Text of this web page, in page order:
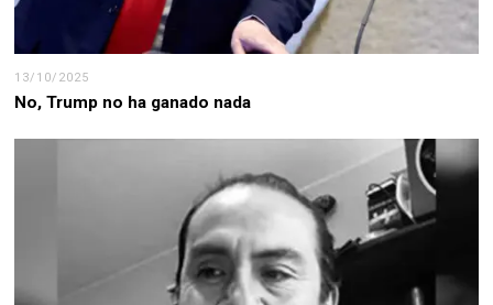
13/10/2025
No, Trump no ha ganado nada